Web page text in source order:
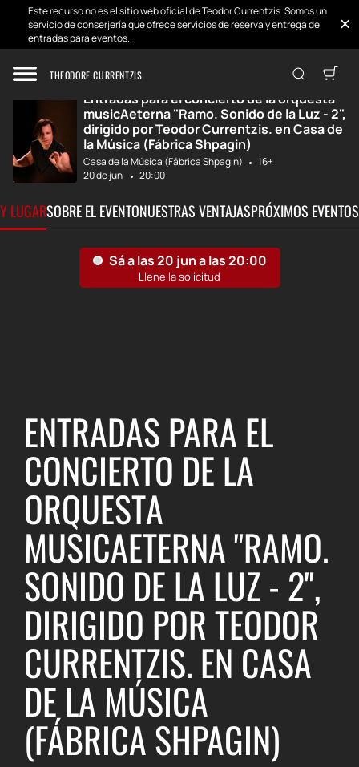
Este recurso no es el sitio web oficial de Teodor Currentzis. Somos un
servicio de conserjería que ofrece servicios de reserva y entrega de
entradas para eventos.
THEODORE CURRENTZIS
Inicio Desarrollos MusicAeterna "Ra...
Entradas para el concierto de la orquesta
musicAeterna "Ramo. Sonido de la Luz - 2",
dirigido por Teodor Currentzis. en Casa de
la Música (Fábrica Shpagin)
Casa de la Música (Fábrica Shpagin)
16+
20 de jun
20:00
LUGARSOBRE EL EVENTONUESTRAS VENTAJASPRÓXIMOS EVENTOS
ENTRADAS PARA EL
CONCIERTO DE LA
ORQUESTA
MUSICAETERNA "RAMO.
SONIDO DE LA LUZ - 2",
DIRIGIDO POR TEODOR
CURRENTZIS. EN CASA
DE LA MÚSICA
(FÁBRICA SHPAGIN)